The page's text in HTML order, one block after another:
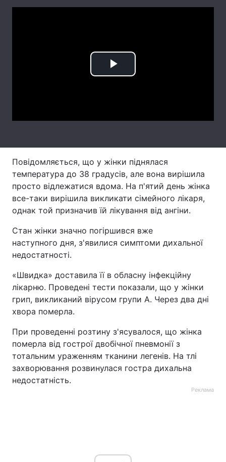
Послуги
Play
Повідомляється, що у жінки піднялася
температура до 38 градусів, але вона вирішила
просто відлежатися вдома. На п'ятий день жінка
все-таки вирішила викликати сімейного лікаря,
однак той призначив їй лікування від ангіни.
Стан жінки значно погіршився вже
наступного дня, з'явилися симптоми дихальної
недостатності.
«Швидка» доставила її в обласну інфекційну
лікарню. Проведені тести показали, що у жінки
грип, викликаний вірусом групи А. Через два дні
хвора померла.
При проведенні розтину з'ясувалося, що жінка
померла від гострої двобічної пневмонії з
тотальним ураженням тканини легенів. На тлі
захворювання розвинулася гостра дихальна
недостатність.
Реклама